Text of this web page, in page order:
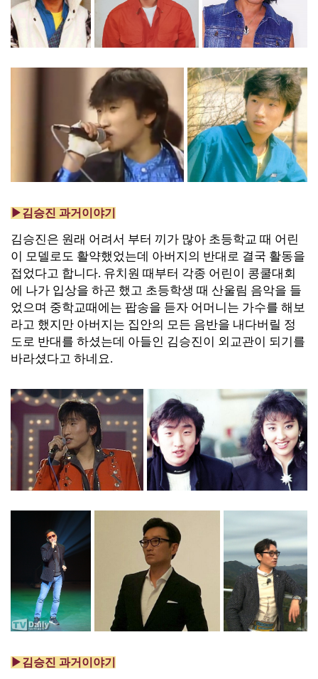
▶김승진 과거이야기
김승진은 원래 어려서 부터 끼가 많아 초등학교 때 어린
이 모델로도 활약했었는데 아버지의 반대로 결국 활동을
접었다고 합니다. 유치원 때부터 각종 어린이 콩쿨대회
에 나가 입상을 하곤 했고 초등학생 때 산울림 음악을 들
었으며 중학교때에는 팝송을 듣자 어머니는 가수를 해보
라고 했지만 아버지는 집안의 모든 음반을 내다버릴 정
도로 반대를 하셨는데 아들인 김승진이 외교관이 되기를
바라셨다고 하네요.
▶김승진 과거이야기